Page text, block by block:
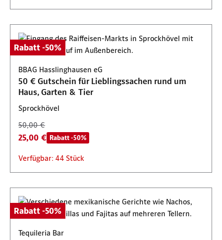
Rabatt -50%
BBAG Hasslinghausen eG
50 € Gutschein für Lieblingssachen rund um
Haus, Garten & Tier
Sprockhövel
50,00 €
25,00 € Rabatt -50%
Verfügbar: 44 Stück
Rabatt -50%
Tequileria Bar